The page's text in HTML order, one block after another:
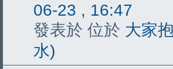
06-23 , 16:47
發表於 位於 大家
水)